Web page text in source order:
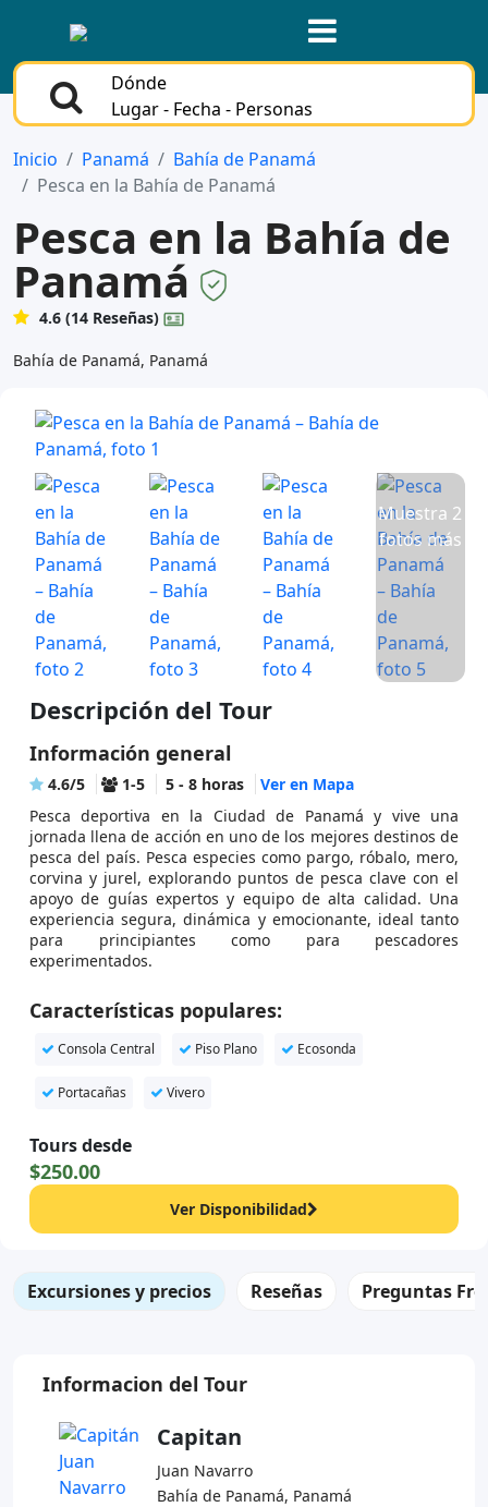
Dónde
Lugar - Fecha - Personas
Inicio Panamá
Bahía de Panamá
Pesca en la Bahía de Panamá
Pesca en la Bahía de
Panamá
4.6 (14 Reseñas)
Bahía de Panamá, Panamá
Muestra 2
fotos más
Descripción del Tour
Información general
4.6/5 1-5 5 - 8 horas
Ver en Mapa
Pesca deportiva en la Ciudad de Panamá y vive una
jornada llena de acción en uno de los mejores destinos de
pesca del país. Pesca especies como pargo, róbalo, mero,
corvina y jurel, explorando puntos de pesca clave con el
apoyo de guías expertos y equipo de alta calidad. Una
experiencia segura, dinámica y emocionante, ideal tanto
para principiantes como para pescadores
experimentados.
Características populares:
Consola Central Piso Plano Ecosonda
Portacañas Vivero
Tours desde
$250.00
Ver Disponibilidad
Excursiones y precios Reseñas Preguntas
Informacion del Tour
Capitan
Juan Navarro
Bahía de Panamá, Panamá